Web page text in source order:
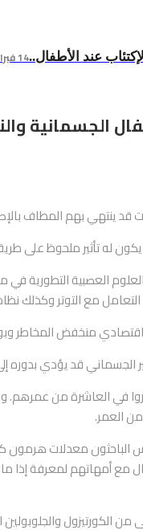
الإكتئاب عند الأطفال..14 فبراير 2024
الجسمانية
قد ينتهي بهم المطاف
يكون له تأثير ملحوظ على
العصبية التطورية
مع التوتر وكذلك
منخفض المخاطر
التأثير الجسماني قد
حديثي الولادة حتى صاروا
العمر.
معدلات هرمون
مع أمهاتهم لمعرفة
من الكورتيزول